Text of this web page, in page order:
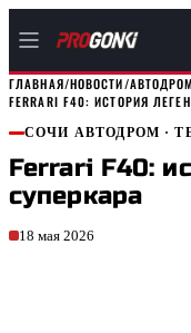
ГЛАВНАЯ/НОВОСТИ/
FERRARI F40: ИСТОРИЯ
СОЧИ АВТОДРОМ ·
Ferrari F40:
суперкара
18 мая 2026